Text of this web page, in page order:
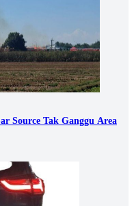
Source Tak Ganggu Area